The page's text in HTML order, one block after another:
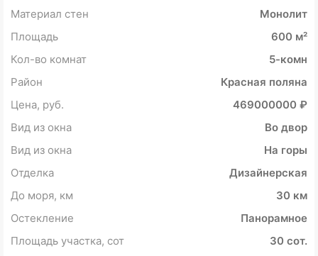
Материал стен
Монолит
Площадь
600 м²
Кол-во комнат
5-комн
Район
Красная поляна
Цена, руб.
469000000 ₽
Вид из окна
Во двор
Вид из окна
На горы
Отделка
Дизайнерская
До моря, км
30 км
Остекление
Панорамное
Площадь участка, сот
30 сот.